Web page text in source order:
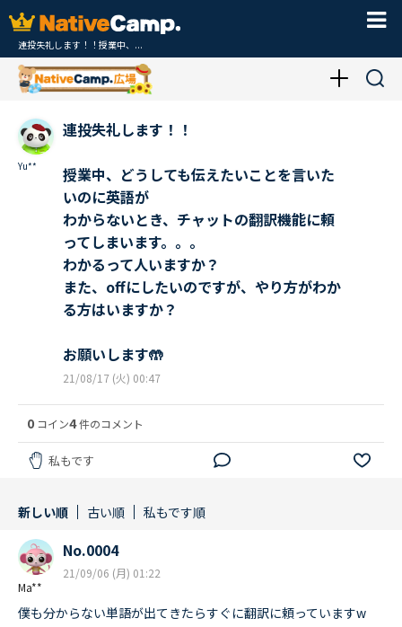
連投失礼します！！授業中、...
Yu**
連投失礼します！！
授業中、どうしても伝えたいことを言いた
いのに英語が
わからないとき、チャットの翻訳機能に頼
ってしまいます。。。
わかるって人いますか？
また、offにしたいのですが、やり方がわか
る方はいますか？
お願いします🤲
21/08/17 (火) 00:47
0 コイン4件のコメント
私もです
新しい順 古い順 私もです順
Ma**
No.0004
21/09/06 (月) 01:22
僕も分からない単語が出てきたらすぐに翻訳に頼っていますw